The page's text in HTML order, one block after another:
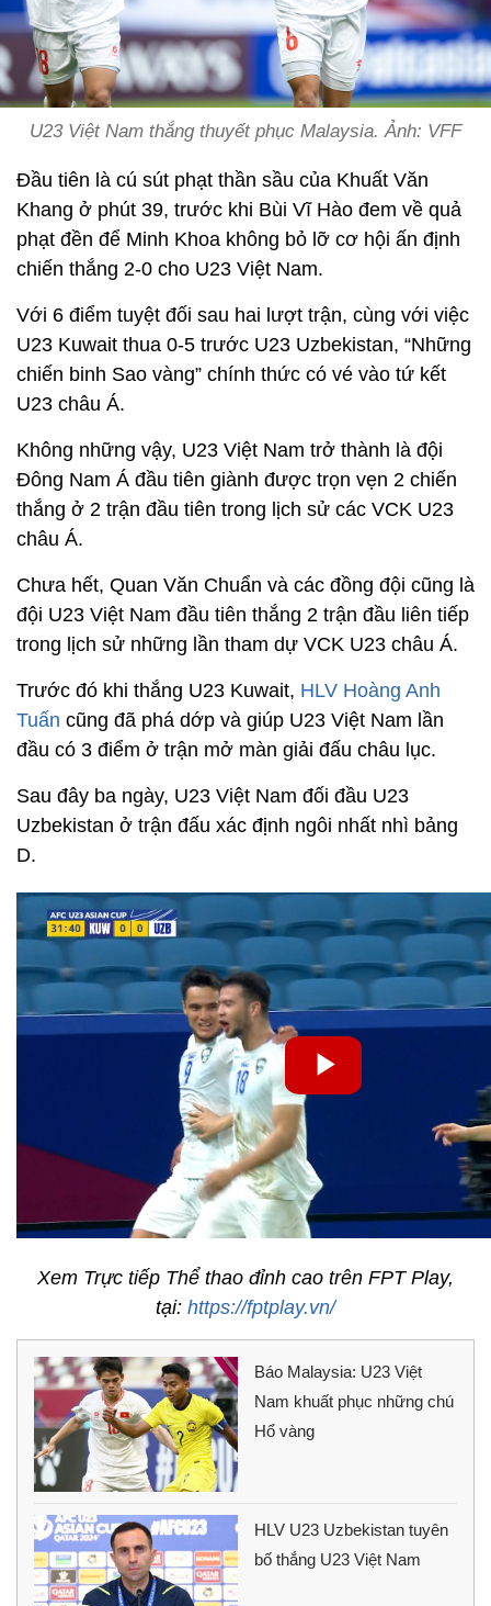
U23 Việt Nam thắng thuyết phục Malaysia. Ảnh: VFF
Đầu tiên là cú sút phạt thần sầu của Khuất Văn
Khang ở phút 39, trước khi Bùi Vĩ Hào đem về quả
phạt đền để Minh Khoa không bỏ lỡ cơ hội ấn định
chiến thắng 2-0 cho U23 Việt Nam.
Với 6 điểm tuyệt đối sau hai lượt trận, cùng với việc
U23 Kuwait thua 0-5 trước U23 Uzbekistan, “Những
chiến binh Sao vàng” chính thức có vé vào tứ kết
U23 châu Á.
Không những vậy, U23 Việt Nam trở thành là đội
Đông Nam Á đầu tiên giành được trọn vẹn 2 chiến
thắng ở 2 trận đầu tiên trong lịch sử các VCK U23
châu Á.
Chưa hết, Quan Văn Chuẩn và các đồng đội cũng là
đội U23 Việt Nam đầu tiên thắng 2 trận đầu liên tiếp
trong lịch sử những lần tham dự VCK U23 châu Á.
Trước đó khi thắng U23 Kuwait, HLV Hoàng Anh
Tuấn cũng đã phá dớp và giúp U23 Việt Nam lần
đầu có 3 điểm ở trận mở màn giải đấu châu lục.
Sau đây ba ngày, U23 Việt Nam đối đầu U23
Uzbekistan ở trận đấu xác định ngôi nhất nhì bảng
D.
Xem Trực tiếp Thể thao đỉnh cao trên FPT Play,
tại: https://fptplay.vn/
Báo Malaysia: U23 Việt
Nam khuất phục những chú
Hổ vàng
HLV U23 Uzbekistan tuyên
bố thắng U23 Việt Nam